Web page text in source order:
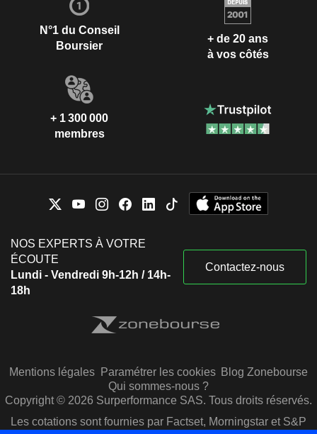
N°1 du Conseil
Boursier
+ de 20 ans
à vos côtés
+ 1 300 000
membres
NOS EXPERTS À VOTRE
ÉCOUTE
Lundi - Vendredi 9h-12h / 14h-
18h
Contactez-nous
Mentions légales Paramétrer les cookies Blog Zonebourse
Qui sommes-nous ?
Copyright © 2026 Surperformance SAS. Tous droits réservés.
Les cotations sont fournies par Factset, Morningstar et S&P